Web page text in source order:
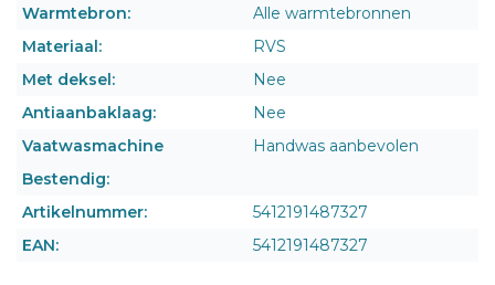
Warmtebron:
Alle warmtebronnen
Materiaal:
RVS
Met deksel:
Nee
Antiaanbaklaag:
Nee
Vaatwasmachine
Bestendig:
Handwas aanbevolen
Artikelnummer:
5412191487327
EAN:
5412191487327